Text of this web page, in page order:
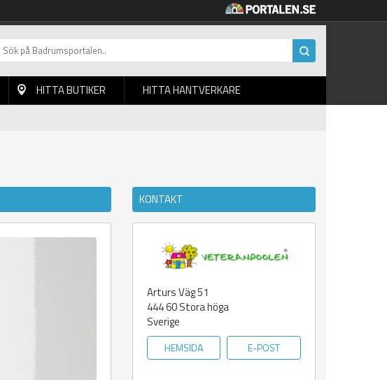
HITTA BUTIKER HITTA HANTVERKARE
KONTAKT
Arturs Väg 51
444 60Stora höga
Sverige
HEMSIDA E-POST